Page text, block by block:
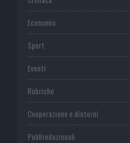
Economia
Sport
Eventi
Rubriche
Cooperazione e dintorni
Publiredazionali